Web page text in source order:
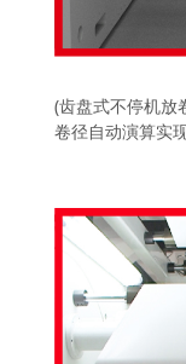
(齿盘式不停机放
卷径自动演算实